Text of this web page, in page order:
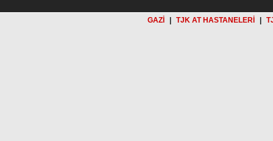
GAZİ TJK AT HASTANELERİ